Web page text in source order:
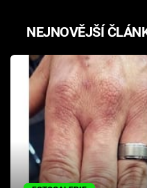
Témata
Filmy
Seriály
Hry
NEJNOVĚJŠÍ